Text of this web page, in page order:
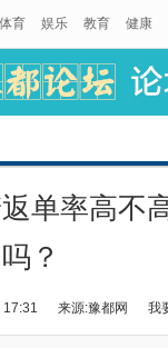
体育 娱乐 教育 健康
单率高不
吗？
来源:豫都网 我